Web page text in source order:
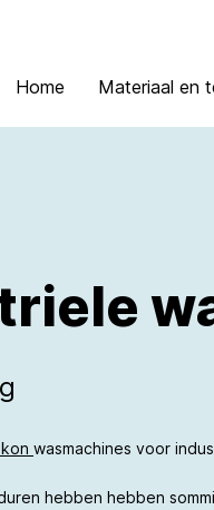
Home Materiaal en
wasmachines voor
hebben hebben